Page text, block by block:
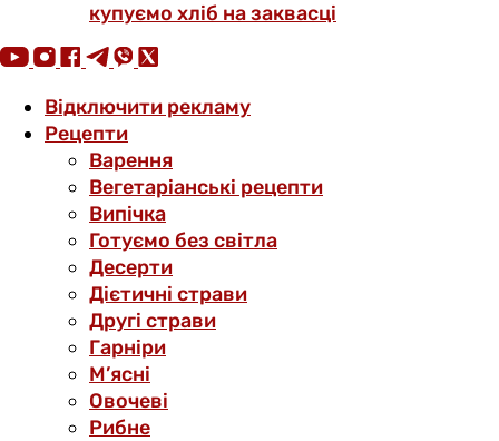
купуємо хліб на заквасці
Відключити рекламу
Рецепти
Варення
Вегетаріанські рецепти
Випічка
Готуємо без світла
Десерти
Дієтичні страви
Другі страви
Гарніри
М’ясні
Овочеві
Рибне